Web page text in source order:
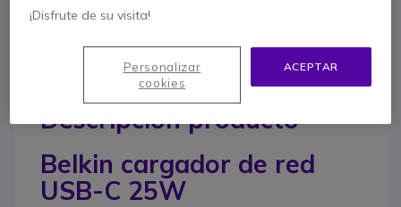
Descripción producto
Belkin cargador de red
USB-C 25W
¡Disfrute de su visita!
ACEPTAR
Personalizar
cookies